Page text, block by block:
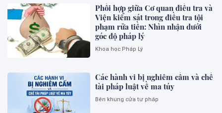
Phối hợp giữa Cơ quan điều tra và
Viện kiểm sát trong điều tra tội
phạm rửa tiền: Nhìn nhận dưới
góc độ pháp lý
Khoa học Pháp Lý
Các hành vi bị nghiêm cấm và chế
tài pháp luật về ma túy
Bên khung cửa tư pháp